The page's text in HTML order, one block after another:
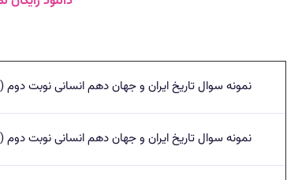
نمونه سوال تاریخ ایران و جهان دهم انسانی نوبت دوم
نمونه سوال تاریخ ایران و جهان دهم انسانی نوبت دوم